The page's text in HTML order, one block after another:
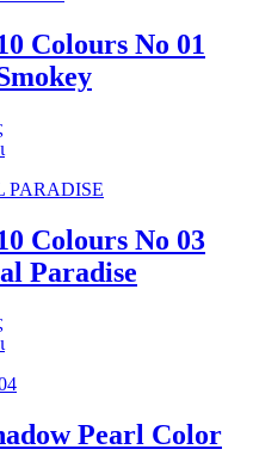
Colours No 01
Colours No 03
Paradise
Pearl Color